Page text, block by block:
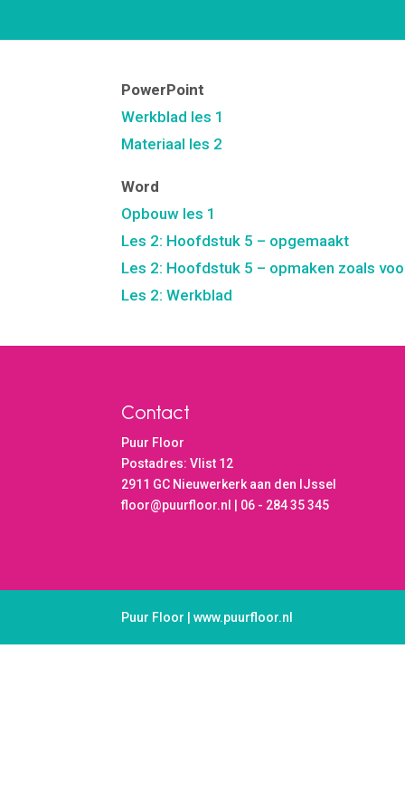
PowerPoint
Werkblad les 1
Materiaal les 2
Word
Opbouw les 1
Les 2: Hoofdstuk 5 – opgemaakt
Les 2: Hoofdstuk 5 – opmaken zoals
Les 2: Werkblad
Contact
Puur Floor
Postadres: Vlist 12
2911 GC Nieuwerkerk aan den IJssel
floor@puurfloor.nl | 06 - 284 35 345
Puur Floor | www.puurfloor.nl